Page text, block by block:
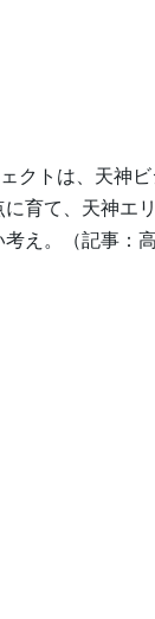
クトは、天神ビ
育て、天神エ
え。（記事：